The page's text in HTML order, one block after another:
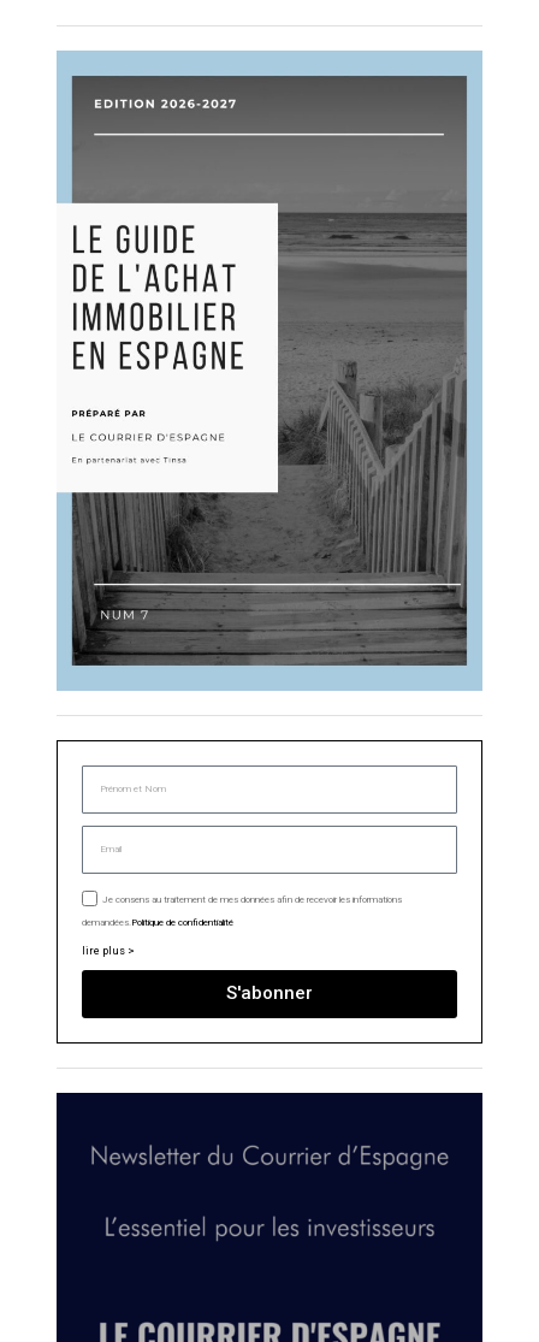
Je consens au traitement de mes données afin de recevoir les informations
demandées. Politique de confidentialité
lire plus >
S'abonner